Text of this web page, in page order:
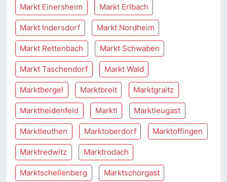
Markt Einersheim Markt Erlbach
Markt Indersdorf Markt Nordheim
Markt Rettenbach Markt Schwaben
Markt Taschendorf Markt Wald
Marktbergel Marktbreit Marktgraitz
Marktheidenfeld Marktl Marktleugast
Marktleuthen Marktoberdorf Marktoffingen
Marktredwitz Marktrodach
Marktschellenberg Marktschorgast